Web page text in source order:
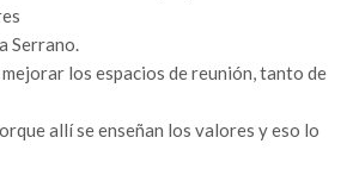
Serrano.
los espacios de reunión, tanto de
allí se enseñan los valores y eso lo